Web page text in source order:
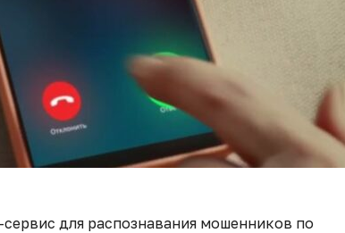
для распознавания мошенников по